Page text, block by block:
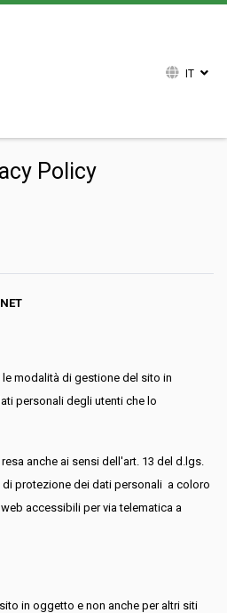
IT
Policy
modalità di gestione del sito in
personali degli utenti che lo
anche ai sensi dell'art. 13 del d.lgs.
di protezione dei dati personali a coloro
accessibili per via telematica a
in oggetto e non anche per altri siti